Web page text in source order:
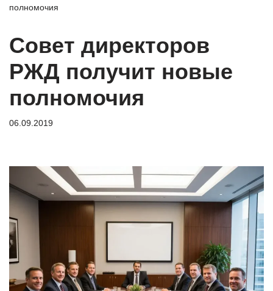
полномочия
Совет директоров
РЖД получит новые
полномочия
06.09.2019